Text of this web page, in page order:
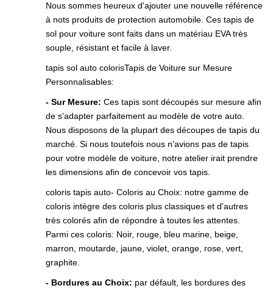
Nous sommes heureux d'ajouter une nouvelle référence
à nots produits de protection automobile. Ces tapis de
sol pour voiture sont faits dans un matériau EVA très
souple, résistant et facile à laver.
tapis sol auto colorisTapis de Voiture sur Mesure
Personnalisables:
- Sur Mesure: Ces tapis sont découpés sur mesure afin
de s'adapter parfaitement au modèle de votre auto.
Nous disposons de la plupart des découpes de tapis du
marché. Si nous toutefois nous n'avions pas de tapis
pour votre modèle de voiture, notre atelier irait prendre
les dimensions afin de concevoir vos tapis.
coloris tapis auto- Coloris au Choix: notre gamme de
coloris intègre des coloris plus classiques et d'autres
très colorés afin de répondre à toutes les attentes.
Parmi ces coloris: Noir, rouge, bleu marine, beige,
marron, moutarde, jaune, violet, orange, rose, vert,
graphite.
- Bordures au Choix: par défault, les bordures des